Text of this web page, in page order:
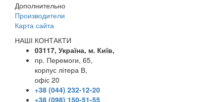
Дополнительно
Производители
Карта сайта
НАШІ КОНТАКТИ
03117, Україна, м. Київ,
пр. Перемоги, 65,
корпус літера В,
офіс 20
+38 (044) 232-12-20
+38 (098) 150-51-55